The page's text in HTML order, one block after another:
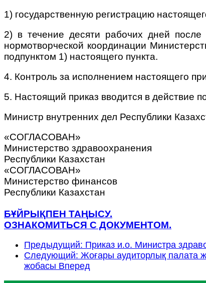
1) государственную регистрацию
2) в течение десяти рабочих дней после
нормотворческой координации
подпунктом 1) настоящего пункта.
4. Контроль за исполнением настоящего
5. Настоящий приказ вводится в действие
Министр внутренних дел Республики
«СОГЛАСОВАН»
Министерство здравоохранения
Республики Казахстан
«СОГЛАСОВАН»
Министерство финансов
Республики Казахстан
БҰЙРЫҚПЕН ТАҢЫСУ.
ОЗНАКОМИТЬСЯ С ДОКУМЕНТОМ.
Предыдущий: Приказ и.о. Министра
Следующий: Жоғары аудиторлық палата
жобасы Вперед